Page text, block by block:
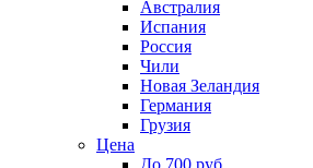
Австралия
Испания
Россия
Чили
Новая Зеландия
Германия
Грузия
Цена
До 700 руб